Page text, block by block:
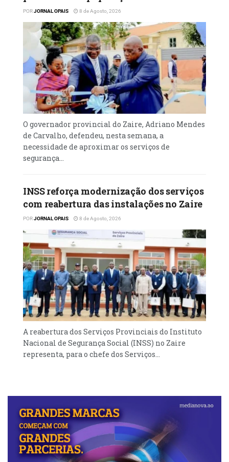
PORJORNAL OPAIS 8 de Agosto, 2026
O governador provincial do Zaire, Adriano Mendes
de Carvalho, defendeu, nesta semana, a
necessidade de aproximar os serviços de
segurança...
INSS reforça modernização dos serviços
com reabertura das instalações no Zaire
PORJORNAL OPAIS 8 de Agosto, 2026
A reabertura dos Serviços Provinciais do Instituto
Nacional de Segurança Social (INSS) no Zaire
representa, para o chefe dos Serviços...